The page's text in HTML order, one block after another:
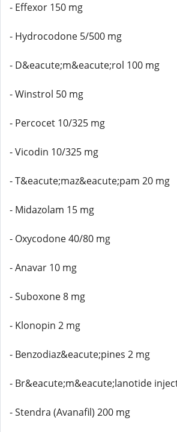
- Effexor 150 mg
- Hydrocodone 5/500 mg
- D&eacute;m&eacute;rol 100 mg
- Winstrol 50 mg
- Percocet 10/325 mg
- Vicodin 10/325 mg
- T&eacute;maz&eacute;pam 20 mg
- Midazolam 15 mg
- Oxycodone 40/80 mg
- Anavar 10 mg
- Suboxone 8 mg
- Klonopin 2 mg
- Benzodiaz&eacute;pines 2 mg
- Br&eacute;m&eacute;lanotide
- Stendra (Avanafil) 200 mg